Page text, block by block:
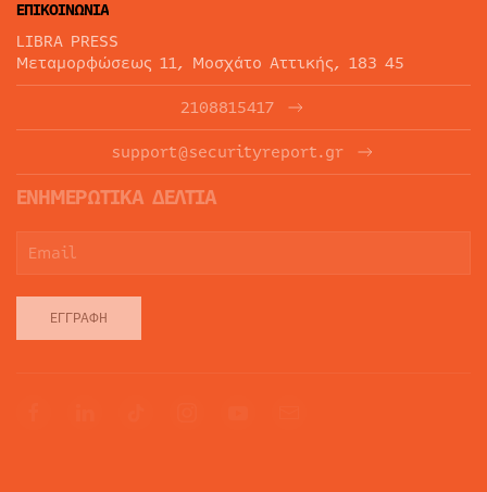
ΕΠΙΚΟΙΝΩΝΙΑ
LIBRA PRESS
Μεταμορφώσεως 11, Μοσχάτο Αττικής, 183 45
2108815417
support@securityreport.gr
ΕΝΗΜΕΡΩΤΙΚΑ ΔΕΛΤΙΑ
ΕΓΓΡΑΦΉ